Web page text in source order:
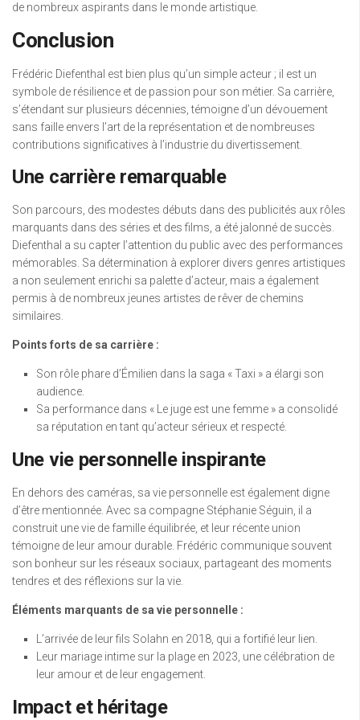
de nombreux aspirants dans le monde artistique.
Conclusion
Frédéric Diefenthal est bien plus qu’un simple acteur ; il est un
symbole de résilience et de passion pour son métier. Sa carrière,
s’étendant sur plusieurs décennies, témoigne d’un dévouement
sans faille envers l’art de la représentation et de nombreuses
contributions significatives à l’industrie du divertissement.
Une carrière remarquable
Son parcours, des modestes débuts dans des publicités aux rôles
marquants dans des séries et des films, a été jalonné de succès.
Diefenthal a su capter l’attention du public avec des performances
mémorables. Sa détermination à explorer divers genres artistiques
a non seulement enrichi sa palette d’acteur, mais a également
permis à de nombreux jeunes artistes de rêver de chemins
similaires.
Points forts de sa carrière :
Son rôle phare d’Émilien dans la saga « Taxi » a élargi son
audience.
Sa performance dans « Le juge est une femme » a consolidé
sa réputation en tant qu’acteur sérieux et respecté.
Une vie personnelle inspirante
En dehors des caméras, sa vie personnelle est également digne
d’être mentionnée. Avec sa compagne Stéphanie Séguin, il a
construit une vie de famille équilibrée, et leur récente union
témoigne de leur amour durable. Frédéric communique souvent
son bonheur sur les réseaux sociaux, partageant des moments
tendres et des réflexions sur la vie.
Éléments marquants de sa vie personnelle :
L’arrivée de leur fils Solahn en 2018, qui a fortifié leur lien.
Leur mariage intime sur la plage en 2023, une célébration de
leur amour et de leur engagement.
Impact et héritage